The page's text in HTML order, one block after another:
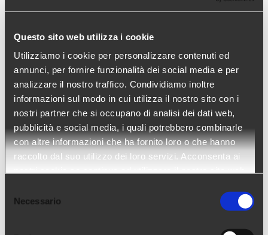
Questo sito web utilizza i cookie
Utilizziamo i cookie per personalizzare contenuti ed
annunci, per fornire funzionalità dei social media e per
analizzare il nostro traffico. Condividiamo inoltre
informazioni sul modo in cui utilizza il nostro sito con i
nostri partner che si occupano di analisi dei dati web,
pubblicità e social media, i quali potrebbero combinarle
con altre informazioni che ha fornito loro o che hanno
raccolto dal suo utilizzo dei loro servizi. Acconsenta ai
nostri cookie se continua ad utilizzare il nostro sito web.
delNecessario
Gazzetta di Milano.it | Giugno 2023
Arca24 spegne le candeline: Compiamo 10 anni!
I primi 10 anni di Arca24.